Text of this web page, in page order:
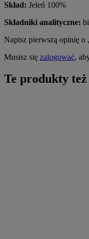
Skład: Jeleń 100%
Składniki analityczne:
Napisz pierwszą opinię
Musisz się zalogować,
Te produkty